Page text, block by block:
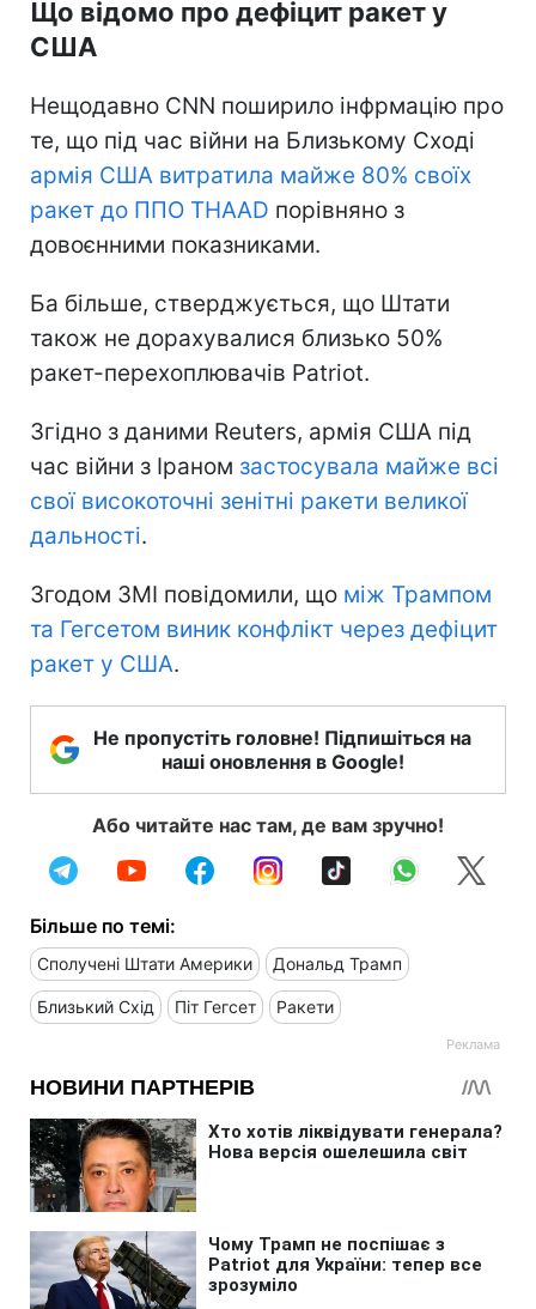
Що відомо про дефіцит ракет у
США
Нещодавно CNN поширило інфрмацію про
те, що під час війни на Близькому Сході
армія США витратила майже 80% своїх
ракет до ППО THAAD порівняно з
довоєнними показниками.
Ба більше, стверджується, що Штати
також не дорахувалися близько 50%
ракет-перехоплювачів Patriot.
Згідно з даними Reuters, армія США під
час війни з Іраном застосувала майже всі
свої високоточні зенітні ракети великої
дальності.
Згодом ЗМІ повідомили, що між Трампом
та Гегсетом виник конфлікт через дефіцит
ракет у США.
Не пропустіть головне! Підпишіться на
наші оновлення в Google!
Або читайте нас там, де вам зручно!
Більше по темі:
Сполучені Штати Америки Дональд Трамп
Близький Схід Піт Гегсет Ракети